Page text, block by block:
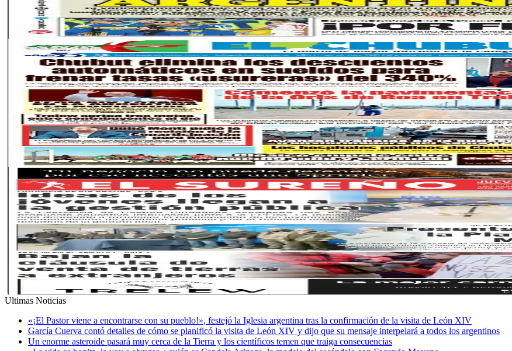
Ultimas Noticias
«¡El Pastor viene a encontrarse con su pueblo!», festejó la Iglesia argentina tras la confirmación de la visita de León XIV
García Cuerva contó detalles de cómo se planificó la visita de León XIV y dijo que su mensaje interpelará a todos los argentinos
Un enorme asteroide pasará muy cerca de la Tierra y los científicos temen que traiga consecuencias